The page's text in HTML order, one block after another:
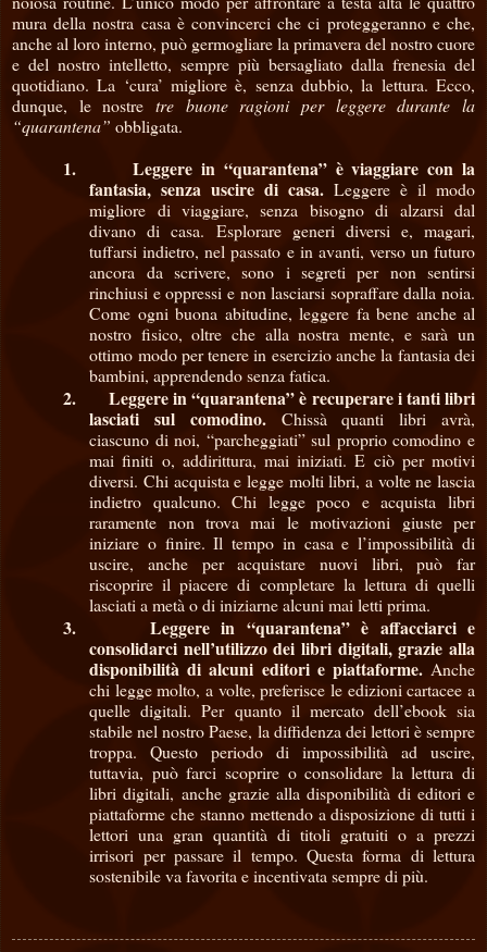
mura della nostra casa è convincerci che ci proteggeranno e che,
anche al loro interno, può germogliare la primavera del nostro cuore
e del nostro intelletto, sempre più bersagliato dalla frenesia del
quotidiano. La ‘cura’ migliore è, senza dubbio, la lettura. Ecco,
dunque, le nostre tre buone ragioni per leggere durante la
“quarantena” obbligata.
1.
Leggere in “quarantena” è viaggiare con la
fantasia, senza uscire di casa.Leggere è il modo
migliore di viaggiare, senza bisogno di alzarsi dal
divano di casa. Esplorare generi diversi e, magari,
tuffarsi indietro, nel passato e in avanti, verso un futuro
ancora da scrivere, sono i segreti per non sentirsi
rinchiusi e oppressi e non lasciarsi sopraffare dalla noia.
Come ogni buona abitudine, leggere fa bene anche al
nostro fisico, oltre che alla nostra mente, e sarà un
ottimo modo per tenere in esercizio anche la fantasia dei
bambini, apprendendo senza fatica.
2.
Leggere in “quarantena” è recuperare i tanti libri
lasciati sul comodino. Chissà quanti libri avrà,
ciascuno di noi, “parcheggiati” sul proprio comodino e
mai finiti o, addirittura, mai iniziati. E ciò per motivi
diversi. Chi acquista e legge molti libri, a volte ne lascia
indietro qualcuno. Chi legge poco e acquista libri
raramente non trova mai le motivazioni giuste per
iniziare o finire. Il tempo in casa e l’impossibilità di
uscire, anche per acquistare nuovi libri, può far
riscoprire il piacere di completare la lettura di quelli
lasciati a metà o di iniziarne alcuni mai letti prima.
3.
Leggere in “quarantena” è affacciarci e
consolidarci nell’utilizzo dei libri digitali, grazie alla
disponibilità di alcuni editori e piattaforme. Anche
chi legge molto, a volte, preferisce le edizioni cartacee a
quelle digitali. Per quanto il mercato dell’ebook sia
stabile nel nostro Paese, la diffidenza dei lettori è sempre
troppa. Questo periodo di impossibilità ad uscire,
tuttavia, può farci scoprire o consolidare la lettura di
libri digitali, anche grazie alla disponibilità di editori e
piattaforme che stanno mettendo a disposizione di tutti i
lettori una gran quantità di titoli gratuiti o a prezzi
irrisori per passare il tempo. Questa forma di lettura
sostenibile va favorita e incentivata sempre di più.